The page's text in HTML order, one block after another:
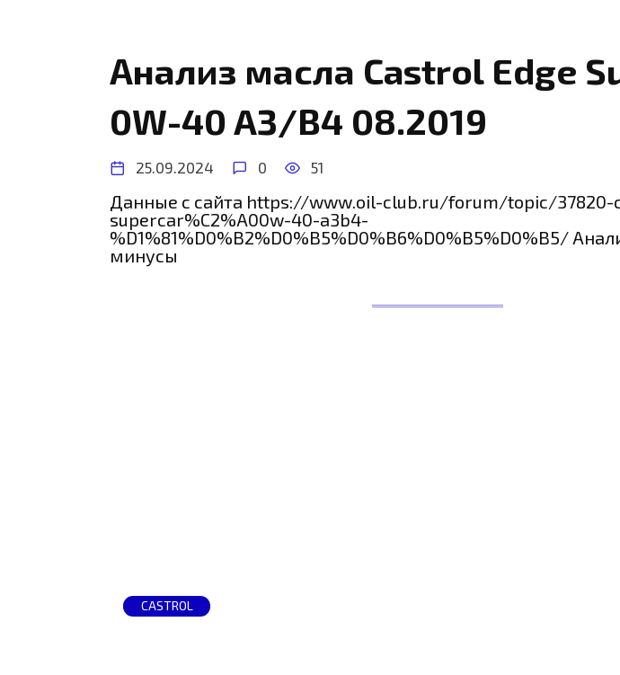
Анализ масла Castrol Edge
0W-40 A3/B4 08.2019
25.09.2024 0 51
Данные с сайта https://www.oil-club.ru/forum/topic/37820-
supercar%C2%A00w-40-a3b4-
%D1%81%D0%B2%D0%B5%D0%B6%D0%B5%D0%B5/
минусы
CASTROL